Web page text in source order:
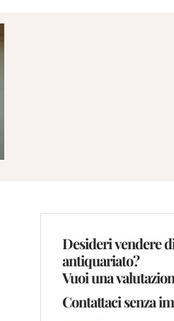
Desideri vendere
antiquariato?
Vuoi una
Contattaci senza